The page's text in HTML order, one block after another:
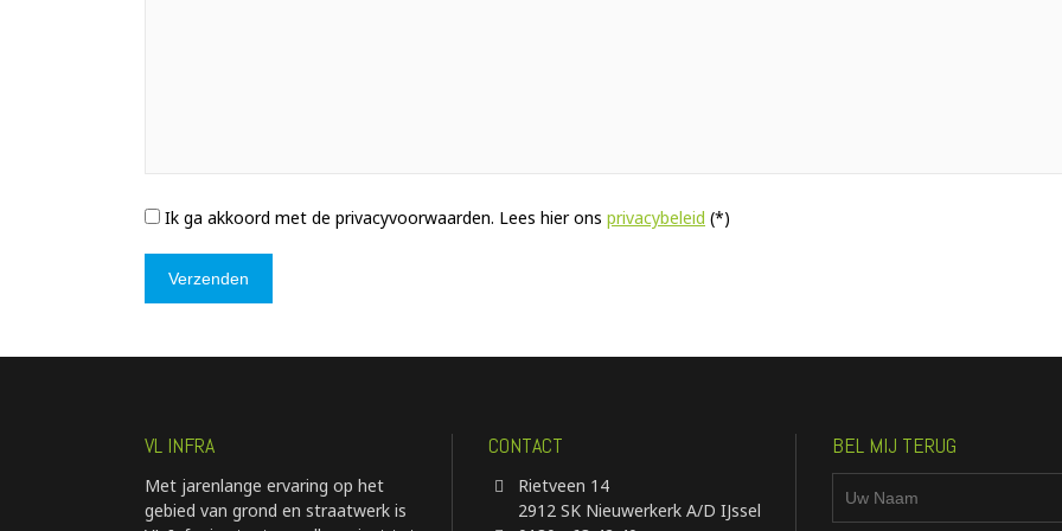
Ik ga akkoord met de privacyvoorwaarden. Lees hier ons privacybeleid (*)
VL INFRA
Met jarenlange ervaring op het
gebied van grond en straatwerk is
CONTACT
Rietveen 14
2912 SK Nieuwerkerk A/D IJssel
BEL MIJ TERUG